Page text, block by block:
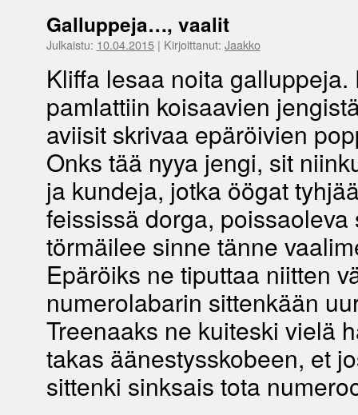
Galluppeja…, vaalit
Julkaistu: 10.04.2015| Kirjoittanut: Jaakko
Kliffa lesaa noita galluppeja.
pamlattiin koisaavien
aviisit skrivaa epäröivien
Onks tää nyya jengi, sit
ja kundeja, jotka öögat
feississä dorga, poissaoleva
törmäilee sinne tänne
Epäröiks ne tiputtaa niitten
numerolabarin sittenkään
Treenaaks ne kuiteski vielä
takas äänestysskobeen, et
sittenki sinksais tota